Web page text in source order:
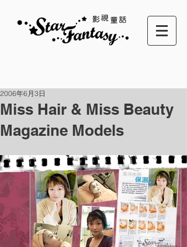
Miss Hair & Miss Beauty
Magazine Models
2006年6月3日